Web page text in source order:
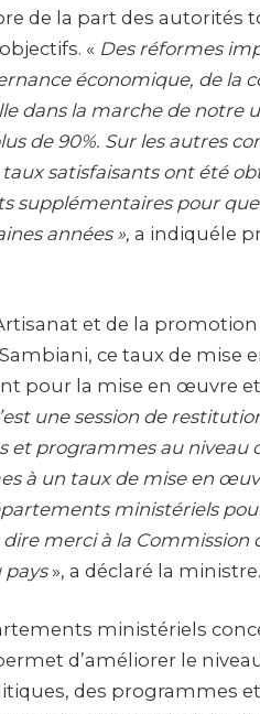
de la part des autorités
« Des réformes
économique, de la
dans la marche de notre
de 90%. Sur les autres
satisfaisants ont été
supplémentaires pour
années », a indiquéle
et de la promotion
ce taux de mise
pour la mise en œuvre
une session de
programmes au niveau
à un taux de mise en
ministériels
merci à la Commission
pays», a déclaré la ministre.
ministériels
d’améliorer le
des programmes